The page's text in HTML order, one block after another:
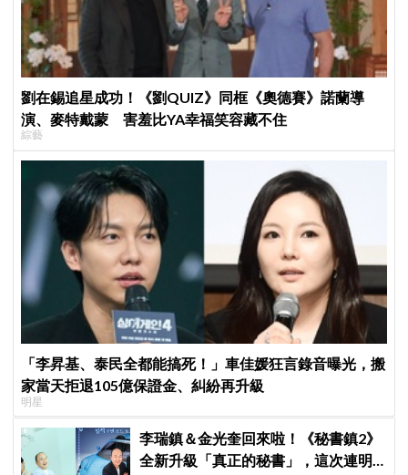
劉在錫追星成功！《劉QUIZ》同框《奧德賽》諾蘭導
演、麥特戴蒙 害羞比YA幸福笑容藏不住
綜藝
「李昇基、泰民全都能搞死！」車佳媛狂言錄音曝光，搬
家當天拒退105億保證金、糾紛再升級
明星
李瑞鎮＆金光奎回來啦！《秘書鎮2》
全新升級「真正的秘書」，這次連明